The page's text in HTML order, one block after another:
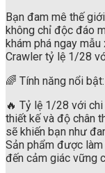
Bạn đam mê thế
không chỉ độc đáo
khám phá ngay
Crawler tỷ lệ 1/28
🌈 Tính năng nổi bật:
🔥 Tỷ lệ 1/28 với
thiết kế và độ chân
sẽ khiến bạn như
Sản phẩm được
đến cảm giác vững